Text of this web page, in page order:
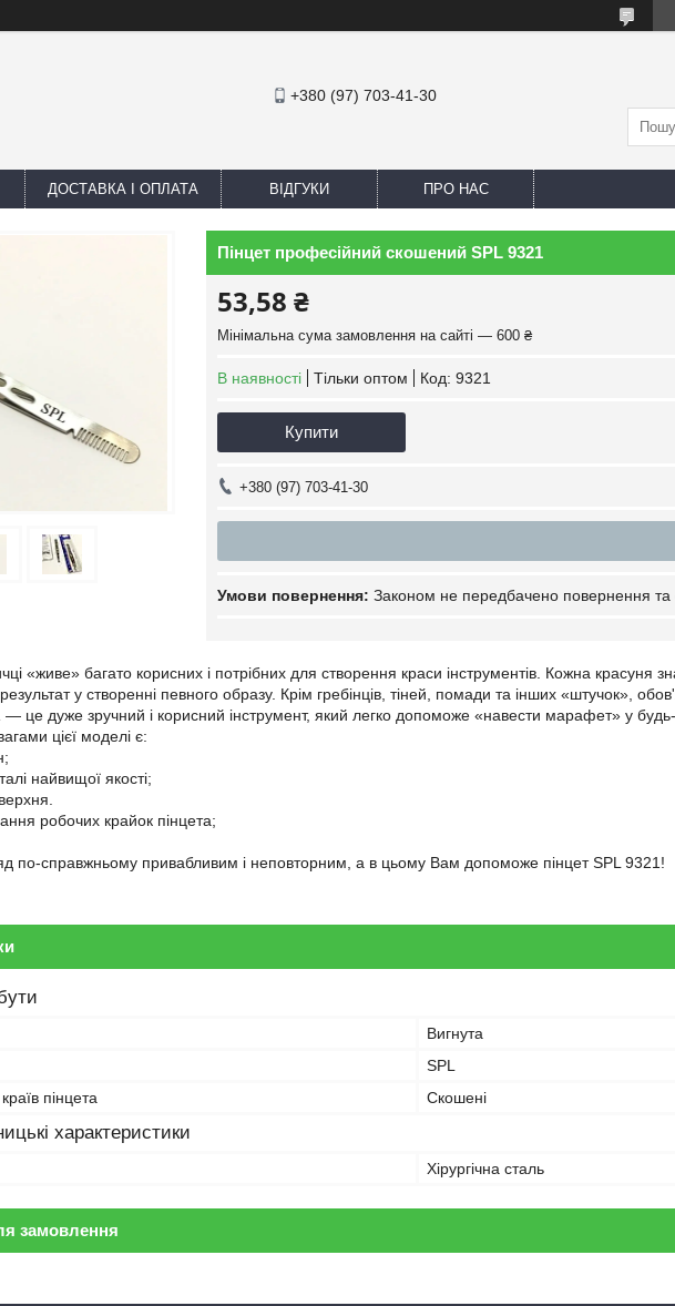
+380 (97) 703-41-30
ДОСТАВКА І ОПЛАТА ВІДГУКИ ПРО НАС
Пінцет професійний скошений SPL 9321
53,58 ₴
Мінімальна сума замовлення на сайті — 600 ₴
В наявності Тільки оптом Код: 9321
Купити
+380 (97) 703-41-30
Законом не передбачено повернення та
«живе» багато корисних і потрібних для створення краси інструментів. Кожна красуня
у створенні певного образу. Крім гребінців, тіней, помади та інших «штучок»,
— це дуже зручний і корисний інструмент, який легко допоможе «навести марафет» у будь-
цієї моделі є:
найвищої якості;
робочих крайок пінцета;
по-справжньому привабливим і неповторним, а в цьому Вам допоможе пінцет SPL 9321!
Вигнута
SPL
пінцета
Скошені
характеристики
Хірургічна сталь
замовлення